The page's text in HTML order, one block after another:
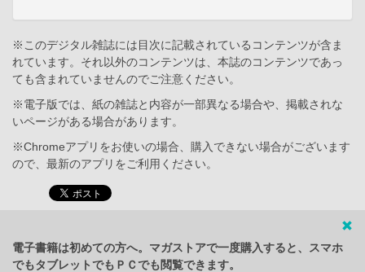
※このデジタル雑誌には目次に記載されているコンテンツが含ま
れています。それ以外のコンテンツは、本誌のコンテンツであっ
ても含まれていませんのでご注意ください。
※電子版では、紙の雑誌と内容が一部異なる場合や、掲載されな
いページがある場合があります。
※Chromeアプリをお使いの場合、購入できない場合がございます
ので、最新のアプリをご利用ください。
電子書籍は初めての方へ。マガストアで一度購入すると、スマホ
でもタブレットでもＰＣでも閲覧できます。